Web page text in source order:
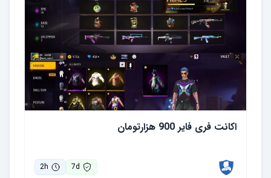
اکانت فری فایر 900 هزارتومان
7d
2h